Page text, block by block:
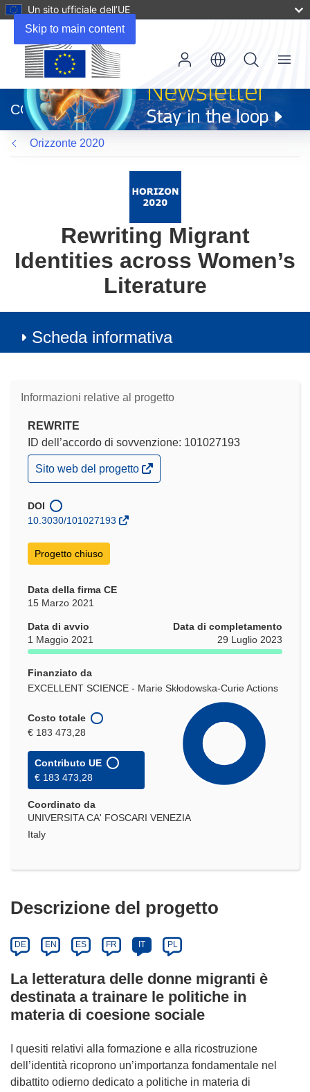
Skip to main content
Un sito ufficiale dell’UE
apre
in
una
nuova
finestra)
CORDIS
Menu
Orizzonte 2020
Rewriting Migrant
Identities across Women’s
Literature
Scheda informativa
Informazioni relative al progetto
REWRITE
ID dell’accordo di sovvenzione: 101027193
(si
apre
una
nuova
Sito web del progetto
DOI
10.3030/101027193
Progetto chiuso
Data della firma CE
15 Marzo 2021
Data di avvio
1 Maggio 2021
Data di completamento
29 Luglio 2023
Finanziato da
EXCELLENT SCIENCE - Marie Skłodowska-Curie Actions
Costo totale
€ 183 473,28
Contributo UE
€ 183 473,28
Coordinato da
UNIVERSITA CA' FOSCARI VENEZIA
Italy
Descrizione del progetto
DE EN ES FR IT PL
La letteratura delle donne migranti è
destinata a trainare le politiche in
materia di coesione sociale
I quesiti relativi alla formazione e alla ricostruzione
dell’identità ricoprono un’importanza fondamentale nel
dibattito odierno dedicato a politiche in materia di